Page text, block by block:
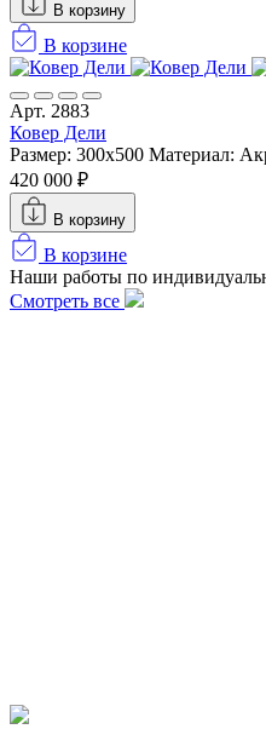
В корзину
В корзине
Арт. 2883
Ковер Дели
Размер: 300х500 Материал:
420 000 ₽
В корзину
В корзине
Наши работы по
Смотреть все